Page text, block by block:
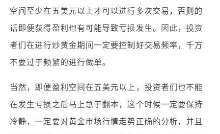
空间至少在五美元以上才可以进行多次交易，否则的
话即便获得盈利也有可能导致亏损发生。因此，投资
者们在进行炒黄金期间一定要控制好交易频率，千万
不要过于频繁的进行做单。
当然，即便盈利空间在五美元以上，投资者们也不能
在发生亏损之后马上急于翻本，这个时候一定要保持
冷静，一定要对黄金市场行情走势正确的分析，并且